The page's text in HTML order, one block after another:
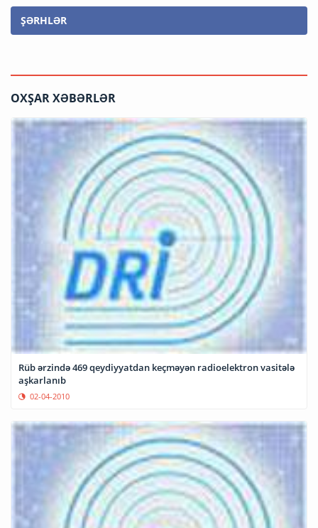
ŞƏRHLƏR
OXŞAR XƏBƏRLƏR
Rüb ərzində 469 qeydiyyatdan keçməyən radioelektron vasitələ
aşkarlanıb
02-04-2010